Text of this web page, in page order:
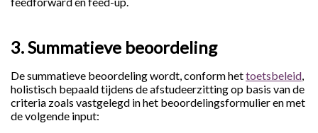
3. Summatieve beoordeling
De summatieve beoordeling wordt, conform hettoetsbeleid,
holistisch bepaald tijdens de afstudeerzitting op basis van de
criteria zoals vastgelegd in het beoordelingsformulier en met
de volgende input: